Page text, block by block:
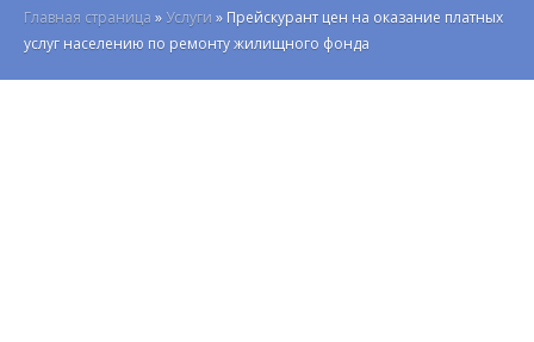
Главная страница » Услуги » Прейскурант цен на оказание платных
услуг населению по ремонту жилищного фонда